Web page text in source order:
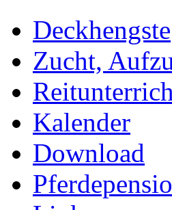
Deckhengste
Zucht,
Kalender
Download